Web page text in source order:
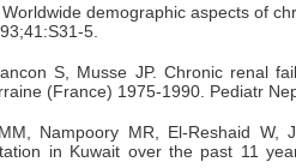
demographic aspects of
5.
S, Musse JP. Chronic renal
(France) 1975-1990. Pediatr
Nampoory MR, El-Reshaid W,
in Kuwait over the past 11